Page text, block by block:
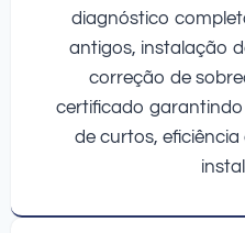
diagnóstico
antigos, instalação
correção de
certificado
de curtos,